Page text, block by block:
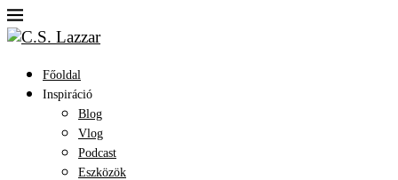
Főoldal
Inspiráció
Blog
Vlog
Podcast
Eszközök